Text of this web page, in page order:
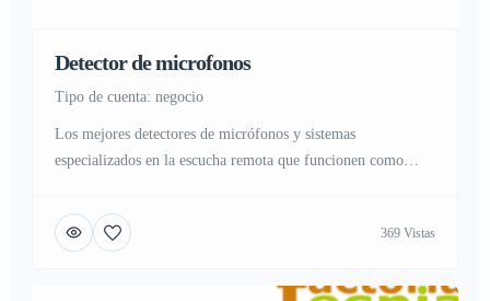
Detector de microfonos
tipo de cuenta: negocio
Los mejores detectores de micrófonos y sistemas
especializados en la escucha remota que funcionen como
escuchas podrás encontrar al intruso buscando dentro de
habitaciones, en tu hogar, piso, habitación, sala, cocina,369 Vistas